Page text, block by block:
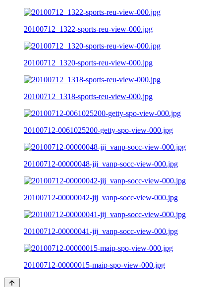
20100712_1322-sports-reu-view-000.jpg
20100712_1320-sports-reu-view-000.jpg
20100712_1318-sports-reu-view-000.jpg
20100712-0061025200-getty-spo-view-000.jpg
20100712-00000048-jij_vanp-socc-view-000.jpg
20100712-00000042-jij_vanp-socc-view-000.jpg
20100712-00000041-jij_vanp-socc-view-000.jpg
20100712-00000015-maip-spo-view-000.jpg